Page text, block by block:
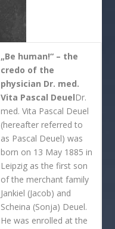
„Be human!“ – the
credo of the
physician Dr. med.
Vita Pascal DeuelDr.
med. Vita Pascal Deuel
(hereafter referred to
as Pascal Deuel) was
born on 13 May 1885 in
Leipzig as the first son
of the merchant family
Jankiel (Jacob) and
Scheina (Sonja) Deuel.
He was enrolled at the